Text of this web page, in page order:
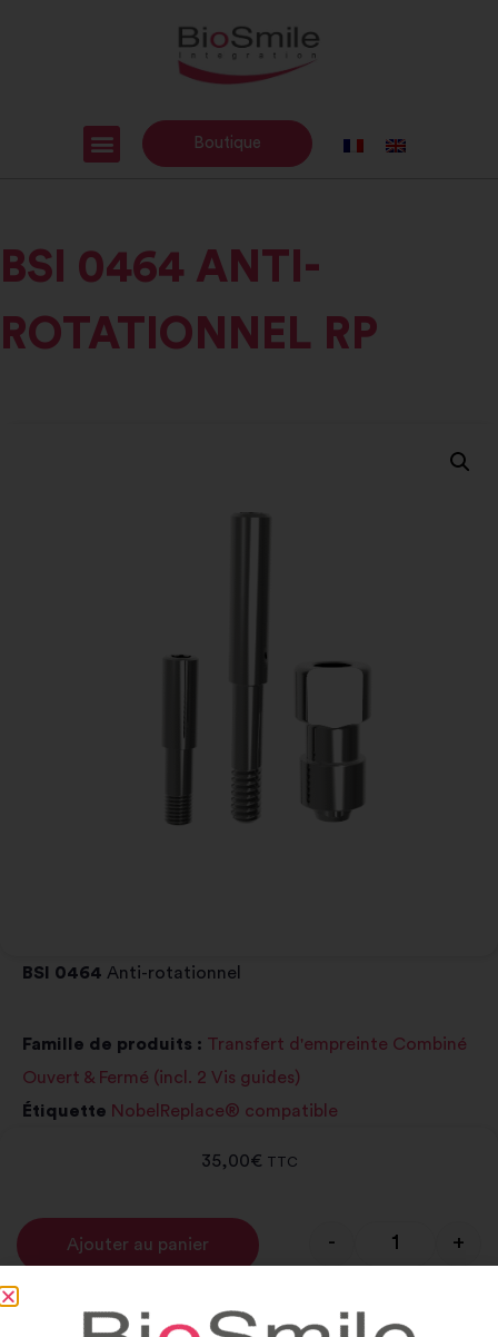
Boutique
BSI 0464 ANTI-
ROTATIONNEL RP
BSI 0464 Anti-rotationnel
Famille de produits : Transfert d'empreinte Combiné
Ouvert & Fermé (incl. 2 Vis guides)
Étiquette NobelReplace® compatible
35,00€ TTC
- +
Ajouter au panier